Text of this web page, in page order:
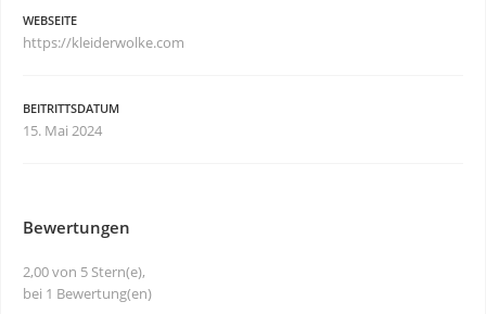
WEBSEITE
https://kleiderwolke.com
BEITRITTSDATUM
15. Mai 2024
Bewertungen
2,00 von 5 Stern(e),
bei 1 Bewertung(en)